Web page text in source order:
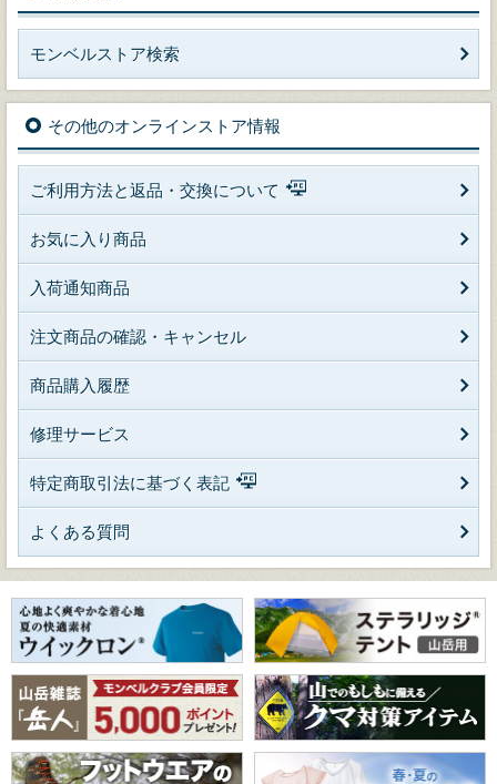
モンベルストア検索
その他のオンラインストア情報
ご利用方法と返品・交換について
お気に入り商品
入荷通知商品
注文商品の確認・キャンセル
商品購入履歴
修理サービス
特定商取引法に基づく表記
よくある質問